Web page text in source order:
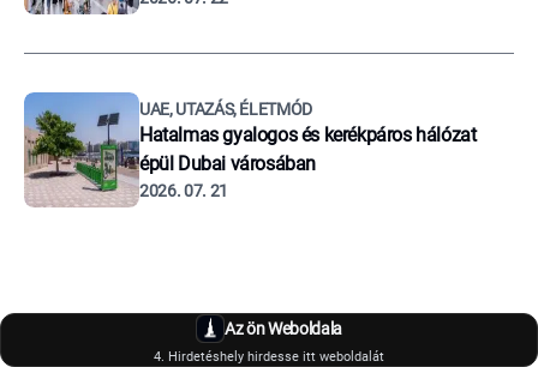
UAE, UTAZÁS, ÉLETMÓD
Hatalmas gyalogos és kerékpáros hálózat
épül Dubai városában
2026. 07. 21
Az ön Weboldala
4. Hirdetéshely hirdesse itt weboldalát